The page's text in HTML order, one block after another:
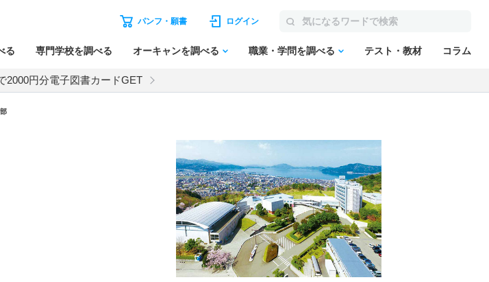
パンフ・願書 ログイン
る 専門学校を調べる オーキャンを調べる 職業・学問を調べる テスト・教材 コラム
2000円分電子図書カードGET